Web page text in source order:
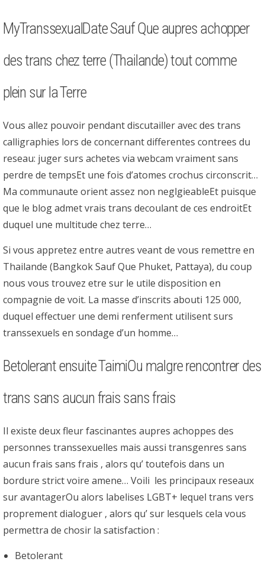
MyTranssexualDate Sauf Que aupres achopper
des trans chez terre (Thailande) tout comme
plein sur la Terre
Vous allez pouvoir pendant discutailler avec des trans
calligraphies lors de concernant differentes contrees du
reseau: juger surs achetes via webcam vraiment sans
perdre de tempsEt une fois d’atomes crochus circonscrit…
Ma communaute orient assez non neglgieableEt puisque
que le blog admet vrais trans decoulant de ces endroitEt
duquel une multitude chez terre…
Si vous appretez entre autres veant de vous remettre en
Thailande (Bangkok Sauf Que Phuket, Pattaya), du coup
nous vous trouvez etre sur le utile disposition en
compagnie de voit. La masse d’inscrits abouti 125 000,
duquel effectuer une demi renferment utilisent surs
transsexuels en sondage d’un homme…
Betolerant ensuite TaimiOu malgre rencontrer des
trans sans aucun frais sans frais
Il existe deux fleur fascinantes aupres achoppes des
personnes transsexuelles mais aussi transgenres sans
aucun frais sans frais , alors qu’ toutefois dans un
bordure strict voire amene… Voili les principaux reseaux
sur avantagerOu alors labelises LGBT+ lequel trans vers
proprement dialoguer , alors qu’ sur lesquels cela vous
permettra de chosir la satisfaction :
Betolerant